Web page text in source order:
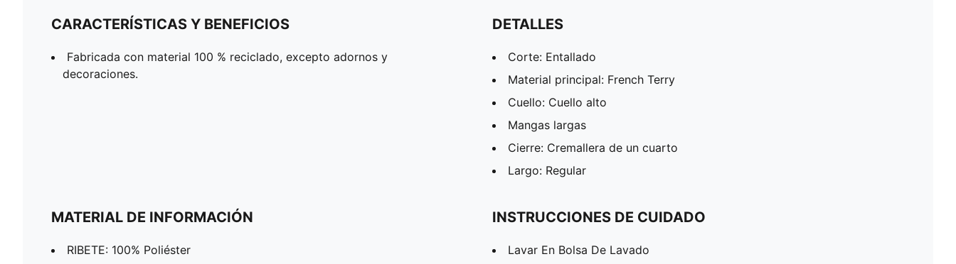
CARACTERÍSTICAS Y BENEFICIOS
Fabricada con material 100 % reciclado, excepto adornos y
decoraciones.
DETALLES
Corte: Entallado
Material principal: French Terry
Cuello: Cuello alto
Mangas largas
Cierre: Cremallera de un cuarto
Largo: Regular
MATERIAL DE INFORMACIÓN
RIBETE: 100% Poliéster
INSTRUCCIONES DE CUIDADO
Lavar En Bolsa De Lavado